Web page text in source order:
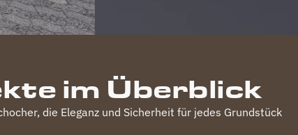
im Überblick
, die Eleganz und Sicherheit für jedes Grundstück